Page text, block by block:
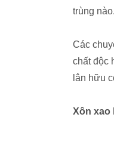
trùng nào.
Các
chất độc
lân hữu
Xôn xao